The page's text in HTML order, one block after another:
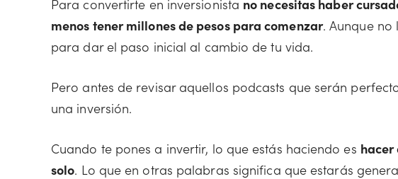
Para convertirte en inversionista no necesitas haber
menos tener millones de pesos para comenzar. Aunque no
para dar el paso inicial al cambio de tu vida.
Pero antes de revisar aquellos podcasts que serán
una inversión.
Cuando te pones a invertir, lo que estás haciendo es hacer
solo. Lo que en otras palabras significa que estarás